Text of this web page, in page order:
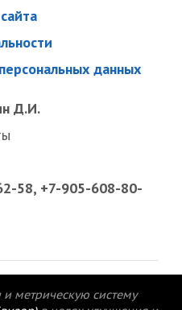
данных
Д.И.
58, +7-905-608-80-
метрическую систему